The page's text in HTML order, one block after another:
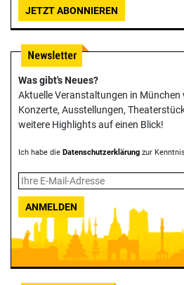
JETZT ABONNIEREN
Was gibt's Neues?
Aktuelle Veranstaltungen in München
Konzerte, Ausstellungen,
weitere Highlights auf einen Blick!
Ich habe die Datenschutzerklärung zur
ANMELDEN